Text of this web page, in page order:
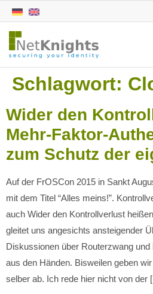
Schlagwort:
Wider den
Mehr-Faktor-
zum Schutz der
Auf der FrOSCon 2015 in Sankt
mit dem Titel “Alles meins!”.
auch Wider den Kontrollverlust
gleitet uns angesichts ansteigender
Diskussionen über Routerzwang
aus den Händen. Bisweilen geben
selber ab. Ich rede hier nicht von der